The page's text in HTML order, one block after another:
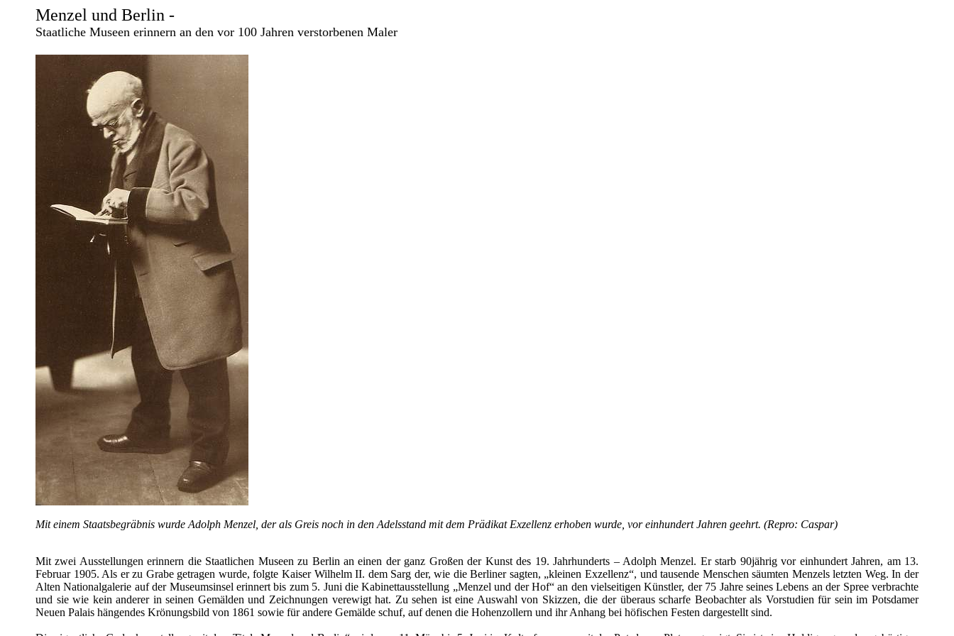
Menzel und Berlin -
Staatliche Museen erinnern an den vor 100 Jahren verstorbenen Maler
Mit einem Staatsbegräbnis wurde Adolph Menzel, der als Greis noch in den Adelsstand mit dem Prädikat Exzellenz erhoben wurde, vor einhundert Jahren geehrt. (Repro: Caspar)
Mit zwei Ausstellungen erinnern die Staatlichen Museen zu Berlin an einen der ganz Großen der Kunst des 19. Jahrhunderts – Adolph Menzel. Er starb 90jährig vor einhundert Jahren, am 13.
Februar 1905. Als er zu Grabe getragen wurde, folgte Kaiser Wilhelm II. dem Sarg der, wie die Berliner sagten, „kleinen Exzellenz“, und tausende Menschen säumten Menzels letzten Weg. In der
Alten Nationalgalerie auf der Museumsinsel erinnert bis zum 5. Juni die Kabinettausstellung „Menzel und der Hof“ an den vielseitigen Künstler, der 75 Jahre seines Lebens an der Spree verbrachte
und sie wie kein anderer in seinen Gemälden und Zeichnungen verewigt hat. Zu sehen ist eine Auswahl von Skizzen, die der überaus scharfe Beobachter als Vorstudien für sein im Potsdamer
Neuen Palais hängendes Krönungsbild von 1861 sowie für andere Gemälde schuf, auf denen die Hohenzollern und ihr Anhang bei höfischen Festen dargestellt sind.